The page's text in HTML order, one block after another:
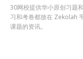
30网校提供华小原创习题
习和考卷都放在 Zekolah
课题的资讯。